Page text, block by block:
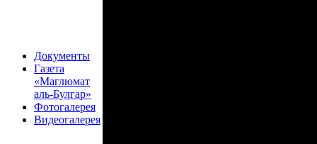
Документы
Газета
«Маглюмат
аль-Булгар»
Фотогалерея
Видеогалерея